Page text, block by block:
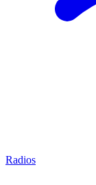
Radios